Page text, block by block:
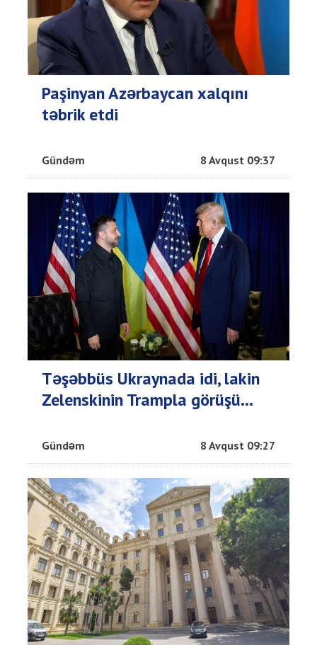
Paşinyan Azərbaycan xalqını
təbrik etdi
Gündəm 8 Avqust 09:37
Təşəbbüs Ukraynada idi, lakin
Zelenskinin Trampla görüşü...
Gündəm 8 Avqust 09:27